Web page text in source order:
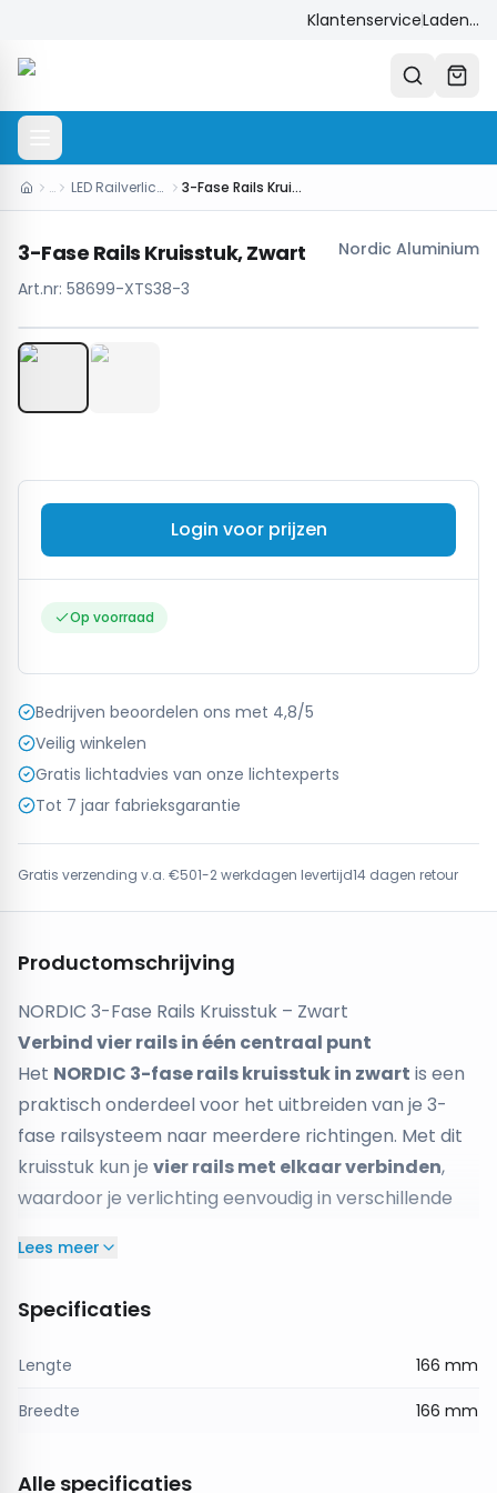
KlantenserviceLaden...
… LED Railverlichting 3-Fase Rails Kruisstuk, Zwart
3-Fase Rails Kruisstuk, Zwart
Nordic Aluminium
Art.nr: 58699-XTS38-3
Login voor prijzen
Op voorraad
Bedrijven beoordelen ons met 4,8/5
Veilig winkelen
Gratis lichtadvies van onze lichtexperts
Tot 7 jaar fabrieksgarantie
Gratis verzending v.a. €501-2 werkdagen levertijd14 dagen retour
Productomschrijving
NORDIC 3-Fase Rails Kruisstuk – Zwart
Verbind vier rails in één centraal punt
Het NORDIC 3-fase rails kruisstuk in zwart is een
praktisch onderdeel voor het uitbreiden van je 3-
fase railsysteem naar meerdere richtingen. Met dit
kruisstuk kun je vier rails met elkaar verbinden,
waardoor je verlichting eenvoudig in verschillende
Het kruisstuk is geschikt voor
stabiele stroomdoorvoer
rails. Hierdoor blijft je verlichtingssysteem veilig
het ontwerp van de verlichting.
kantoren, galerijen en andere commerciële
Lees meer
Specificaties
Lengte 166 mm
Breedte 166 mm
Alle specificaties